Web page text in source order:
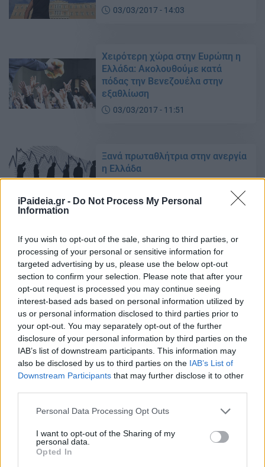
iPaideia.gr - Do Not Process My Personal
Information
If you wish to opt-out of the sale, sharing to third parties, or
processing of your personal or sensitive information for
targeted advertising by us, please use the below opt-out
section to confirm your selection. Please note that after your
opt-out request is processed you may continue seeing
interest-based ads based on personal information utilized by
us or personal information disclosed to third parties prior to
your opt-out. You may separately opt-out of the further
disclosure of your personal information by third parties on the
IAB’s list of downstream participants. This information may
also be disclosed by us to third parties on the IAB’s List of
Downstream Participants that may further disclose it to other
Please note that this website/app uses one or more Google
not limited to your visit or usage behaviour. You may click to
grant or deny consent to Google and its third-party tags to
use your data for below specified purposes in below Google
Personal Data Processing Opt Outs
I want to opt-out of the Sharing of my
personal data.
Opted In
03/03/2017 - 14:03
Χειρότερη χώρα στην Ευρώπη η
Ελλάδα: Ακολουθούμε κατά
πόδας την Βενεζουέλα στην
εξαθλίωση
03/03/2017 - 11:51
Ξανά πρωταθλήτρια στην ανεργία
η Ελλάδα
φτώχεια αυξήθηκε κατά 40%
στην Ελλάδα από το 2008-2015
02/03/2017 - 12:19
Αύξηση του ποσοστού της
φτώχειας κατά 40% στην Ελλάδα
μέσα σε 8 χρόνια
02/03/2017 - 11:15